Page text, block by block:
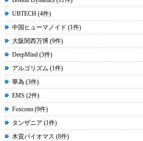
UBTECH (4件)
中国ヒューマノイド (1件)
大阪関西万博 (9件)
DeepMind (3件)
アルゴリズム (1件)
華為 (3件)
EMS (2件)
Foxconn (9件)
タンザニア (1件)
木質バイオマス (8件)